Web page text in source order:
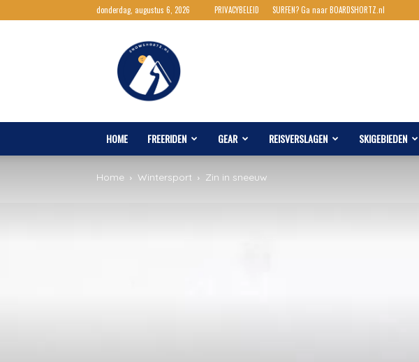
donderdag, augustus 6, 2026 PRIVACYBELEID SURFEN? Ga naar BOARDSHORTZ.nl
Snowshortz.nl
HOME FREERIDEN GEAR REISVERSLAGEN SKIGEBIEDEN
Home Wintersport Zin in sneeuw